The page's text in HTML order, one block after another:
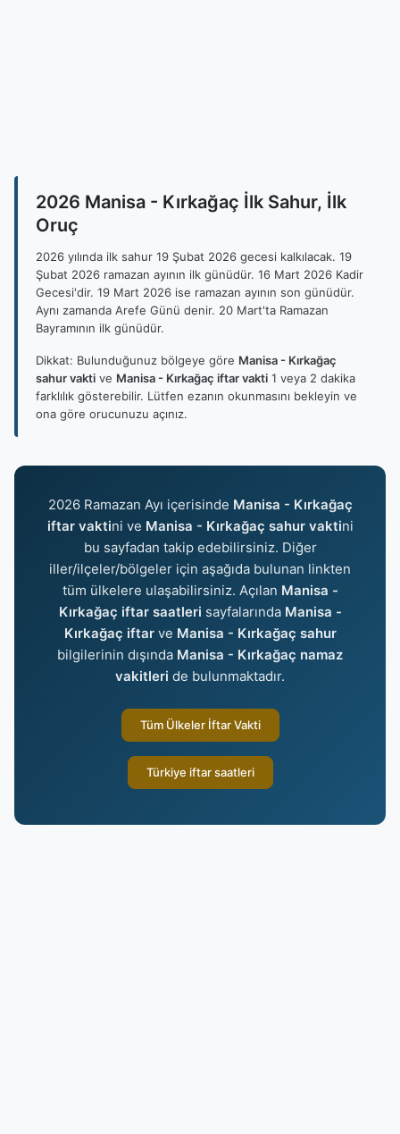
2026 Manisa - Kırkağaç İlk Sahur, İlk
Oruç
2026 yılında ilk sahur 19 Şubat 2026 gecesi kalkılacak. 19
Şubat 2026 ramazan ayının ilk günüdür. 16 Mart 2026 Kadir
Gecesi'dir. 19 Mart 2026 ise ramazan ayının son günüdür.
Aynı zamanda Arefe Günü denir. 20 Mart'ta Ramazan
Bayramının ilk günüdür.
Dikkat: Bulunduğunuz bölgeye göre Manisa - Kırkağaç
sahur vakti ve Manisa - Kırkağaç iftar vakti 1 veya 2 dakika
farklılık gösterebilir. Lütfen ezanın okunmasını bekleyin ve
ona göre orucunuzu açınız.
2026 Ramazan Ayı içerisinde Manisa - Kırkağaç
iftar vaktini ve Manisa - Kırkağaç sahur vaktini
bu sayfadan takip edebilirsiniz. Diğer
iller/ilçeler/bölgeler için aşağıda bulunan linkten
tüm ülkelere ulaşabilirsiniz. Açılan Manisa -
Kırkağaç iftar saatleri sayfalarında Manisa -
Kırkağaç iftarve Manisa - Kırkağaç sahur
bilgilerinin dışında Manisa - Kırkağaç namaz
vakitleri de bulunmaktadır.
Tüm Ülkeler İftar Vakti
Türkiye iftar saatleri